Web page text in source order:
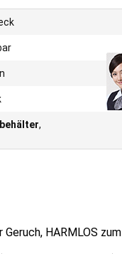
,
HARMLOS zum